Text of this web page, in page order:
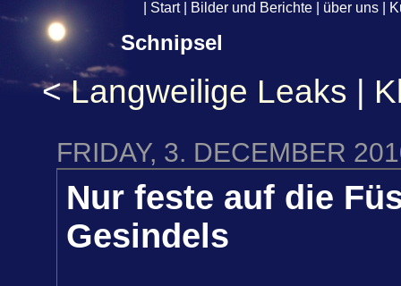
Start| Bilder und Berichte über uns
Schnipsel
< Langweilige Leaks |
FRIDAY, 3. DECEMBER
Nur feste auf die
Gesindels